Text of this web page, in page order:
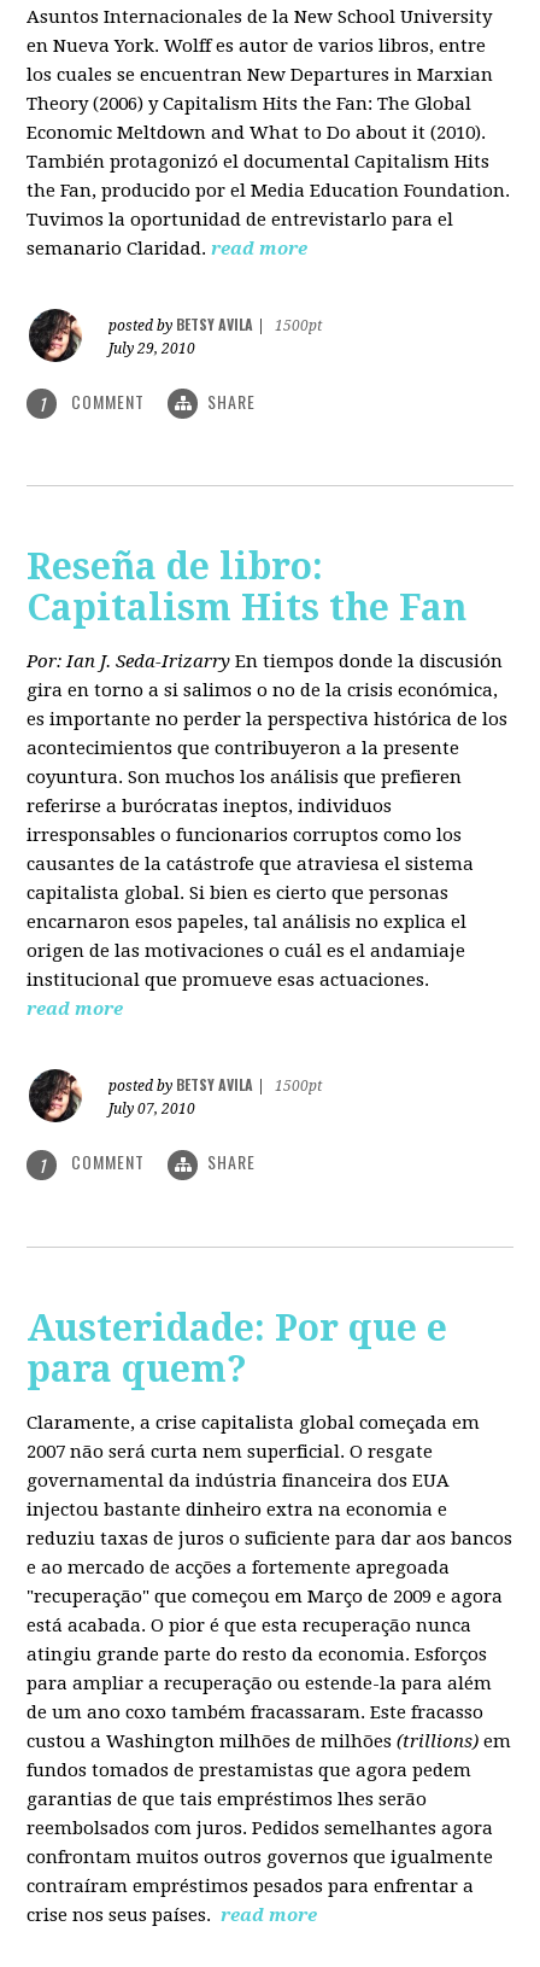
Asuntos Internacionales de la New School University
en Nueva York. Wolff es autor de varios libros, entre
los cuales se encuentran New Departures in Marxian
Theory (2006) y Capitalism Hits the Fan: The Global
Economic Meltdown and What to Do about it (2010).
También protagonizó el documental Capitalism Hits
the Fan, producido por el Media Education Foundation.
Tuvimos la oportunidad de entrevistarlo para el
semanario Claridad. read more
posted by BETSY AVILA
1500pt
July 29, 2010
1 COMMENT SHARE
Reseña de libro:
Capitalism Hits the Fan
Por: Ian J. Seda-Irizarry En tiempos donde la discusión
gira en torno a si salimos o no de la crisis económica,
es importante no perder la perspectiva histórica de los
acontecimientos que contribuyeron a la presente
coyuntura. Son muchos los análisis que prefieren
referirse a burócratas ineptos, individuos
irresponsables o funcionarios corruptos como los
causantes de la catástrofe que atraviesa el sistema
capitalista global. Si bien es cierto que personas
encarnaron esos papeles, tal análisis no explica el
origen de las motivaciones o cuál es el andamiaje
institucional que promueve esas actuaciones.
read more
posted by BETSY AVILA
1500pt
July 07, 2010
1 COMMENT SHARE
Austeridade: Por que e
para quem?
Claramente, a crise capitalista global começada em
2007 não será curta nem superficial. O resgate
governamental da indústria financeira dos EUA
injectou bastante dinheiro extra na economia e
reduziu taxas de juros o suficiente para dar aos bancos
e ao mercado de acções a fortemente apregoada
"recuperação" que começou em Março de 2009 e agora
está acabada. O pior é que esta recuperação nunca
atingiu grande parte do resto da economia. Esforços
para ampliar a recuperação ou estende-la para além
de um ano coxo também fracassaram. Este fracasso
custou a Washington milhões de milhões(trillions) em
fundos tomados de prestamistas que agora pedem
garantias de que tais empréstimos lhes serão
reembolsados com juros. Pedidos semelhantes agora
confrontam muitos outros governos que igualmente
contraíram empréstimos pesados para enfrentar a
crise nos seus países. read more